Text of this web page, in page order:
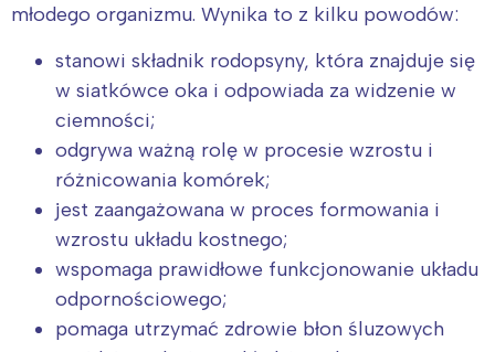
młodego organizmu. Wynika to z kilku powodów:
stanowi składnik rodopsyny, która znajduje się
w siatkówce oka i odpowiada za widzenie w
ciemności;
odgrywa ważną rolę w procesie wzrostu i
różnicowania komórek;
jest zaangażowana w proces formowania i
wzrostu układu kostnego;
wspomaga prawidłowe funkcjonowanie układu
odpornościowego;
pomaga utrzymać zdrowie błon śluzowych